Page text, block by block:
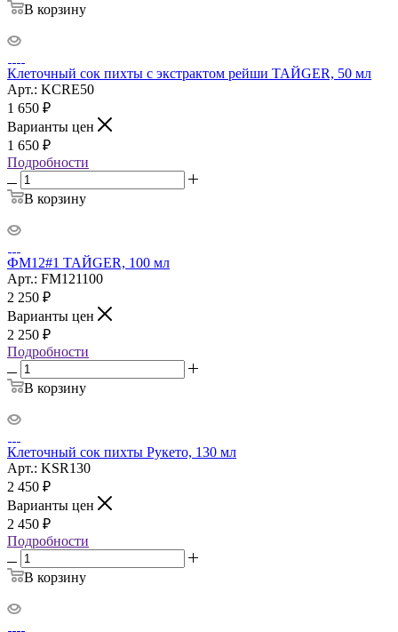
В корзину
Клеточный сок пихты с экстрактом рейши ТАЙGER, 50 мл
Арт.: KCRE50
1 650 ₽
Варианты цен
1 650 ₽
Подробности
В корзину
ФМ12#1 ТАЙGER, 100 мл
Арт.: FM121100
2 250 ₽
Варианты цен
2 250 ₽
Подробности
В корзину
Клеточный сок пихты Рукето, 130 мл
Арт.: KSR130
2 450 ₽
Варианты цен
2 450 ₽
Подробности
В корзину